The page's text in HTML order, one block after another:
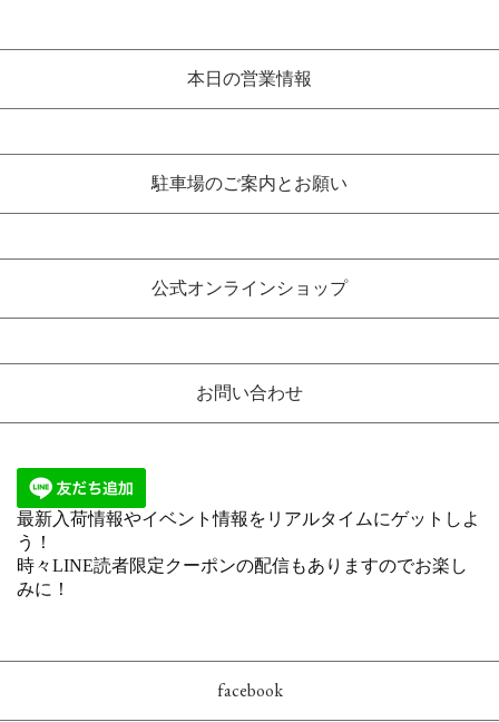
本日の営業情報
駐車場のご案内とお願い
公式オンラインショップ
お問い合わせ
facebook